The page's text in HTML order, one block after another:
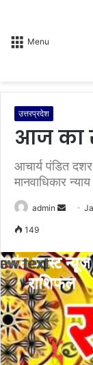
Menu
उत्तरप्रदेश
आज का
आचार्य पंडित
मानवाधिकार
admin
d
a
n
e
m
a
i
149